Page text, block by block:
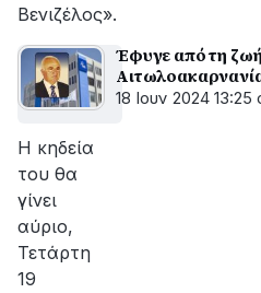
Βενιζέλος».
Έφυγε από τη
18 Ιουν 2024 13:25
Η κηδεία
του θα
γίνει
αύριο,
Τετάρτη
19